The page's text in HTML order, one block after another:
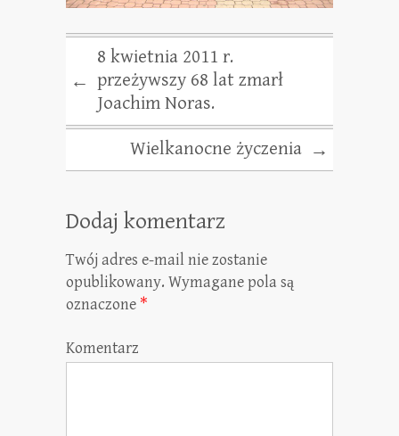
←
8 kwietnia 2011 r.
przeżywszy 68 lat zmarł
Joachim Noras.
Wielkanocne życzenia →
Dodaj komentarz
Twój adres e-mail nie zostanie
opublikowany. Wymagane pola są
oznaczone *
Komentarz